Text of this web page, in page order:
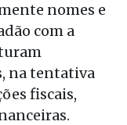
nomes e
com a
na tentativa
fiscais,